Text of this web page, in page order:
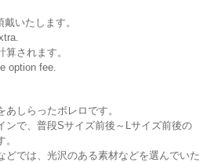
いたします。
されます。
option fee.
しらったボレロです。
ンで、普段Sサイズ前後～Lサイズ前後の
どでは、光沢のある素材などを選んでいた